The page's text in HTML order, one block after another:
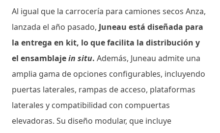
Al igual que la carrocería para camiones secos Anza,
lanzada el año pasado, Juneau está diseñada para
la entrega en kit, lo que facilita la distribución y
el ensamblajein situ. Además, Juneau admite una
amplia gama de opciones configurables, incluyendo
puertas laterales, rampas de acceso, plataformas
laterales y compatibilidad con compuertas
elevadoras. Su diseño modular, que incluye